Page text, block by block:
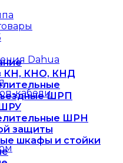
Dahua
кабели
КН, КНО, КНД
ШРП
ШРН
защиты
шкафы и стойки